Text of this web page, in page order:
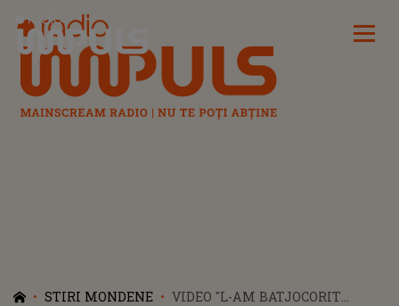
Radio Impuls
STIRI MONDENE
VIDEO "L-AM BATJOCORIT